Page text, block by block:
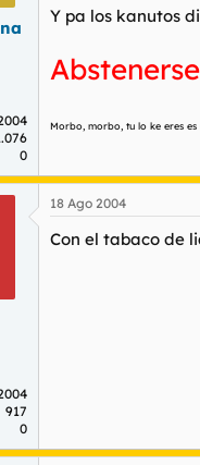
0
Y pa los kanutos
Morbo, morbo, tu lo ke eres es
917
0
18 Ago 2004
Con el tabaco de